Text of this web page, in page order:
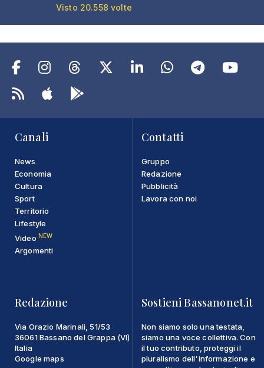
Visto 20.558 volte
Canali
News
Economia
Cultura
Sport
Territorio
Lifestyle
Video NEW
Argomenti
Contatti
Gruppo
Redazione
Pubblicità
Lavora con noi
Redazione
Via Orazio Marinali, 51/53
36061 Bassano del Grappa (VI)
Italia
Google maps
Sostieni Bassanonet.it
Non siamo solo una testata,
siamo una voce collettiva. Con
il tuo contributo, proteggi il
pluralismo dell'informazione e